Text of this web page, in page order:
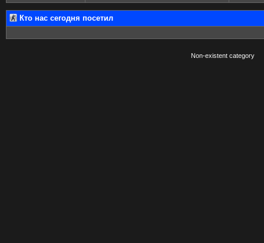
Кто нас сегодня посетил
Non-existent category